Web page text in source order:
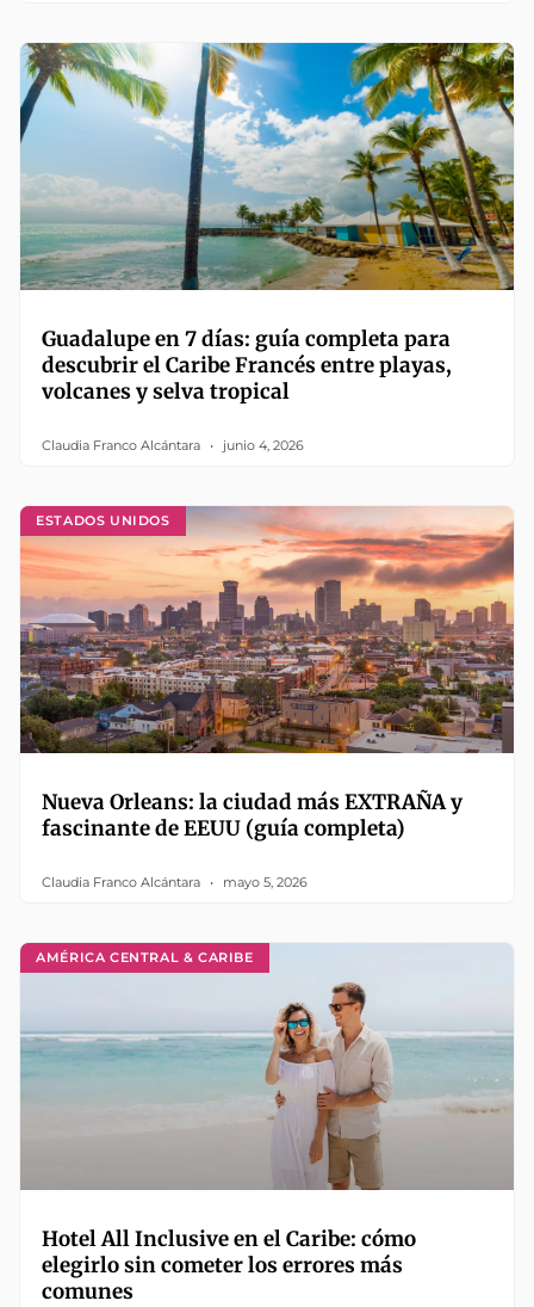
Guadalupe en 7 días: guía completa para
descubrir el Caribe Francés entre playas,
volcanes y selva tropical
Claudia Franco Alcántara junio 4, 2026
ESTADOS UNIDOS
Nueva Orleans: la ciudad más EXTRAÑA y
fascinante de EEUU (guía completa)
Claudia Franco Alcántara mayo 5, 2026
AMÉRICA CENTRAL & CARIBE
Hotel All Inclusive en el Caribe: cómo
elegirlo sin cometer los errores más
comunes